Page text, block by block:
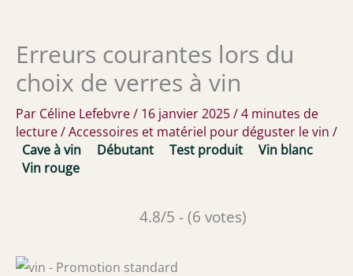
Erreurs courantes lors du
choix de verres à vin
Par Céline Lefebvre/ 16 janvier 2025/4 minutes de
lecture/Accessoires et matériel pour déguster le vin /
Cave à vin
Débutant Test produit
Vin blanc
Vin rouge
4.8/5 - (6 votes)